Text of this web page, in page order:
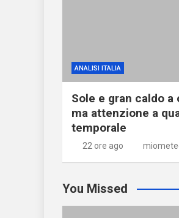
ANALISI ITALIA
Sole e gran caldo a
ma attenzione a
temporale
22 ore ago
You Missed